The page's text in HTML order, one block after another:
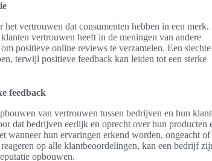
vertrouwen dat consumenten hebben in een merk.
vertrouwen heeft in de meningen van andere
positieve online reviews te verzamelen. Een slechte
terwijl positieve feedback kan leiden tot een sterke
feedback
van vertrouwen tussen bedrijven en hun
dat bedrijven eerlijk en oprecht over hun producten
wanneer hun ervaringen erkend worden, ongeacht of
op alle klantbeoordelingen, kan een bedrijf
opbouwen.